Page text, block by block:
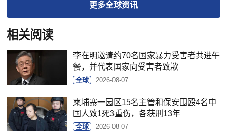
更多全球资讯
相关阅读
李在明邀请约70名国家暴力受害者共进午
餐，并代表国家向受害者致歉
全球 2026-08-07
柬埔寨一园区15名主管和保安围殴4名中
国人致1死3重伤，各获刑13年
全球 2026-08-07